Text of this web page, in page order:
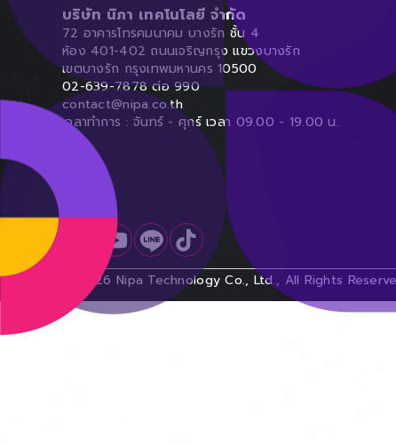
บริษัท นิภา เทคโนโลยี จำกัด
72 อาคารโทรคมนาคม บางรัก ชั้น 4
ห้อง 401-402 ถนนเจริญกรุง แขวงบางรัก
เขตบางรัก กรุงเทพมหานคร 10500
02-639-7878 ต่อ 990
contact@nipa.co.th
เวลาทำการ : จันทร์ - ศุกร์ เวลา 09.00 - 19.00 น.
2026 Nipa Technology Co., Ltd., All Rights